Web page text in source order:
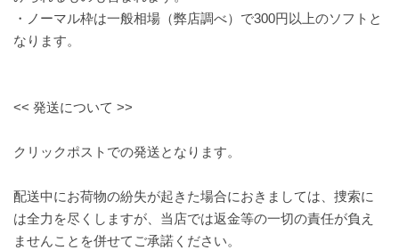
・ノーマル枠は一般相場（弊店調べ）で300円以上のソフトと
なります。
<< 発送について >>
クリックポストでの発送となります。
配送中にお荷物の紛失が起きた場合におきましては、捜索に
は全力を尽くしますが、当店では返金等の一切の責任が負え
ませんことを併せてご承諾ください。